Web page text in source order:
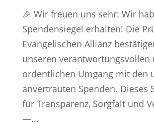
🎉 Wir freuen uns sehr: Wir
Spendensiegel erhalten! Die
Evangelischen Allianz
unseren verantwortungsvollen
ordentlichen Umgang mit den
anvertrauten Spenden. Dieses
für Transparenz, Sorgfalt und
—...